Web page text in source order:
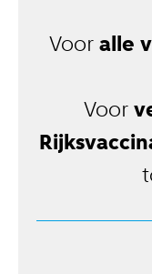
Voor alle
Voor